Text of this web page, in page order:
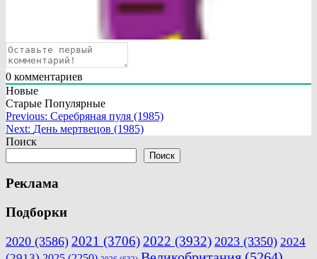
0 комментариев
Новые
Старые Популярные
Навигация
по
Previous: Серебряная пуля (1985)
Next: День мертвецов (1985)
Поиск
Поиск
Реклама
Подборки
2020 (3586) 2021 (3706) 2022 (3932) 2023 (3350) 2024